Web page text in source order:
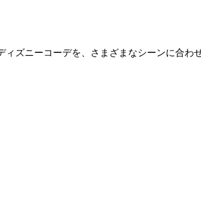
ズニーコーデを、さまざまなシーンに合わ